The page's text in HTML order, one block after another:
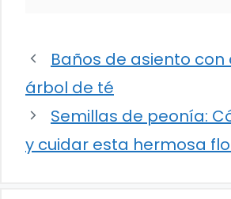
Baños de asiento
árbol de té
Semillas de peonía:
y cuidar esta hermosa